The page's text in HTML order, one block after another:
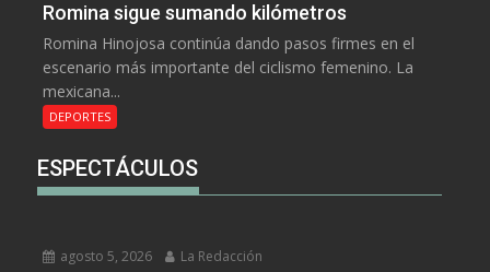
Romina sigue sumando kilómetros
Romina Hinojosa continúa dando pasos firmes en el
escenario más importante del ciclismo femenino. La
mexicana...
DEPORTES
ESPECTÁCULOS
agosto 5, 2026 La Redacción